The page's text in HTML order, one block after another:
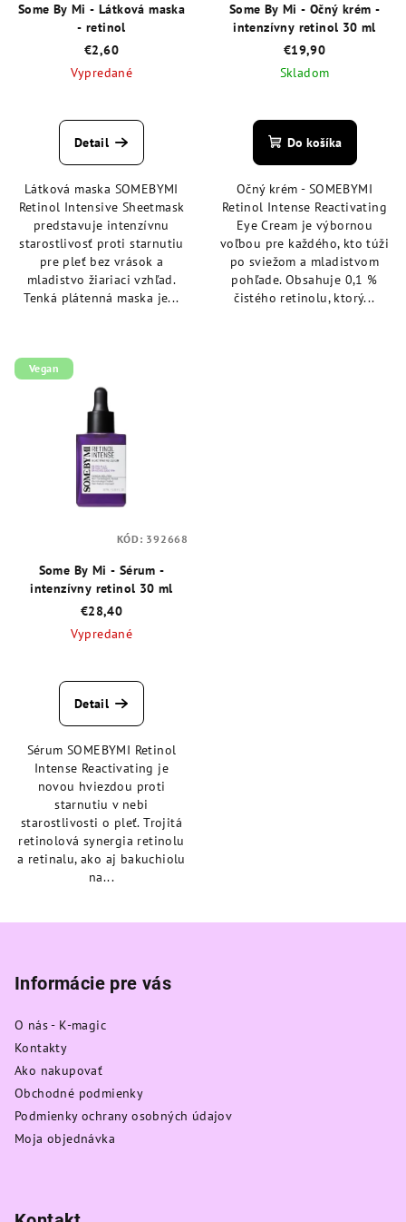
Some By Mi - Látková maska
- retinol
€2,60
Vypredané
hodnotenie
produktu
z
5
hviezdičiek.
Detail
Látková maska SOMEBYMI
Retinol Intensive Sheetmask
predstavuje intenzívnu
starostlivosť proti starnutiu
pre pleť bez vrások a
mladistvo žiariaci vzhľad.
Tenká plátenná maska je...
Some By Mi - Očný krém -
intenzívny retinol 30 ml
€19,90
Skladom
hodnotenie
produktu
z
5
hviezdičiek.
Do košíka
Očný krém - SOMEBYMI
Retinol Intense Reactivating
Eye Cream je výbornou
voľbou pre každého, kto túži
po sviežom a mladistvom
pohľade. Obsahuje 0,1 %
čistého retinolu, ktorý...
Vegan
Some By Mi - Sérum -
intenzívny retinol 30 ml
€28,40
Vypredané
hodnotenie
produktu
z
5
hviezdičiek.
Detail
Sérum SOMEBYMI Retinol
Intense Reactivating je
novou hviezdou proti
starnutiu v nebi
starostlivosti o pleť. Trojitá
retinolová synergia retinolu
a retinalu, ako aj bakuchiolu
na...
KÓD: 392668
Informácie pre vás
O nás - K-magic
Kontakty
Ako nakupovať
Obchodné podmienky
Podmienky ochrany osobných údajov
Moja objednávka